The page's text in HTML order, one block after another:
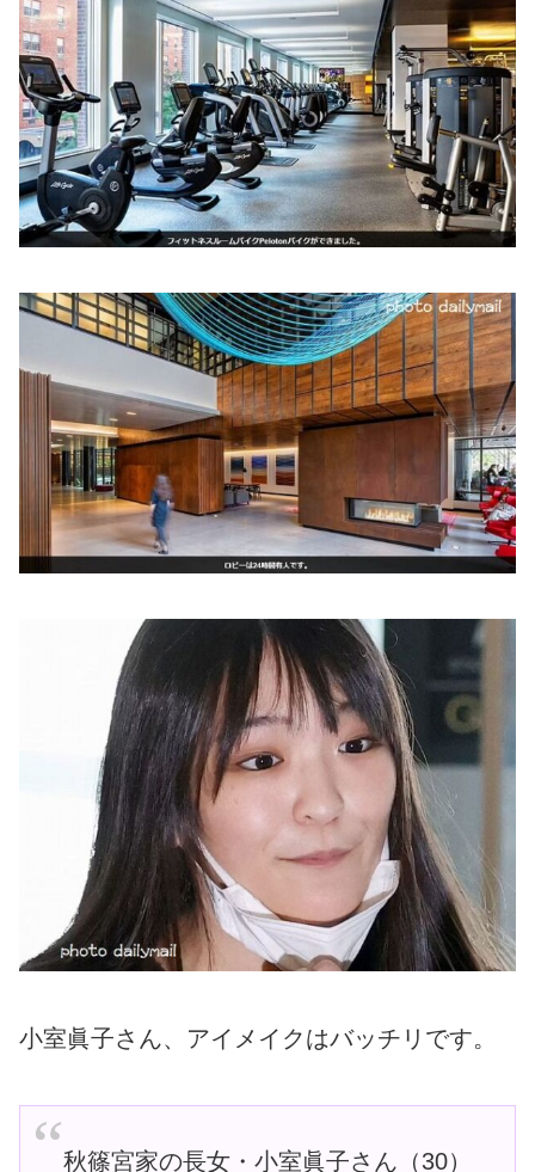
小室眞子さん、アイメイクはバッチリです。
秋篠宮家の長女・小室眞子さん（30）